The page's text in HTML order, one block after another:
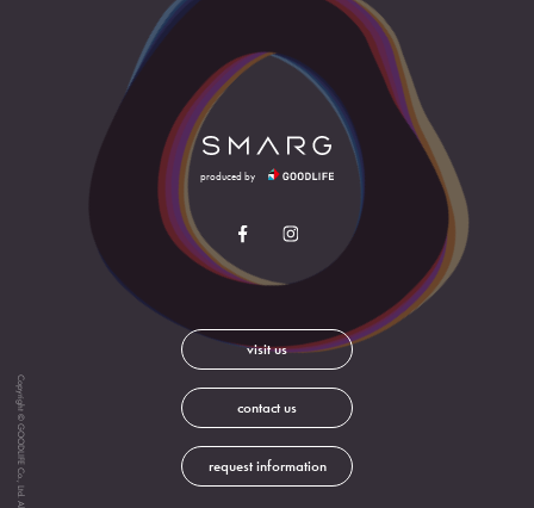
produced by
visit us
contact us
request information